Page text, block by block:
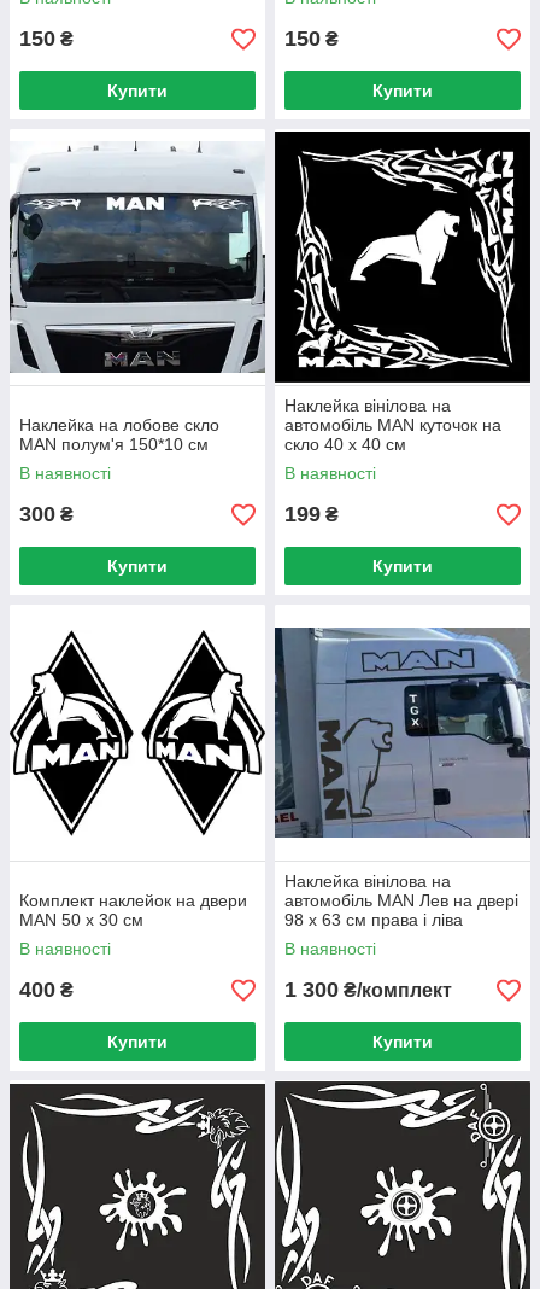
150 ₴
Купити
150 ₴
Купити
Наклейка на лобове скло
MAN полум'я 150*10 см
В наявності
300 ₴
Купити
Наклейка вінілова на
автомобіль MAN куточок на
скло 40 х 40 см
В наявності
199 ₴
Купити
Комплект наклейок на двери
MAN 50 х 30 см
В наявності
400 ₴
Купити
Наклейка вінілова на
автомобіль MAN Лев на двері
98 х 63 см права і ліва
В наявності
1 300 ₴/комплект
Купити